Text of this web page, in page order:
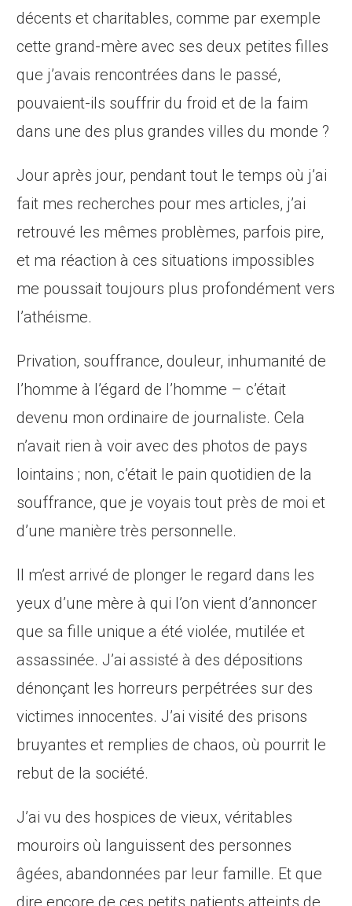
décents et charitables, comme par exemple
cette grand-mère avec ses deux petites filles
que j’avais rencontrées dans le passé,
pouvaient-ils souffrir du froid et de la faim
dans une des plus grandes villes du monde ?
Jour après jour, pendant tout le temps où j’ai
fait mes recherches pour mes articles, j’ai
retrouvé les mêmes problèmes, parfois pire,
et ma réaction à ces situations impossibles
me poussait toujours plus profondément vers
l’athéisme.
Privation, souffrance, douleur, inhumanité de
l’homme à l’égard de l’homme – c’était
devenu mon ordinaire de journaliste. Cela
n’avait rien à voir avec des photos de pays
lointains ; non, c’était le pain quotidien de la
souffrance, que je voyais tout près de moi et
d’une manière très personnelle.
Il m’est arrivé de plonger le regard dans les
yeux d’une mère à qui l’on vient d’annoncer
que sa fille unique a été violée, mutilée et
assassinée. J’ai assisté à des dépositions
dénonçant les horreurs perpétrées sur des
victimes innocentes. J’ai visité des prisons
bruyantes et remplies de chaos, où pourrit le
rebut de la société.
J’ai vu des hospices de vieux, véritables
mouroirs où languissent des personnes
âgées, abandonnées par leur famille. Et que
dire encore de ces petits patients atteints de